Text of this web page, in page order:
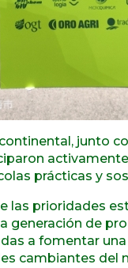
junto
prácticas y
las prioridades
generación de
a fomentar
cambiantes del